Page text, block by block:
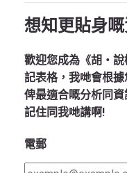
想知更貼身
歡迎您成為《胡‧說
記表格，我哋會根據
俾最適合嘅分析同
記住同我哋講啊!
電郵